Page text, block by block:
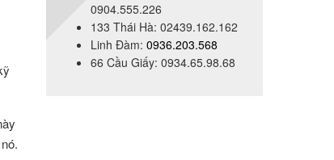
0904.555.226
133 Thái Hà: 02439.162.162
Linh Đàm: 0936.203.568
66 Cầu Giấy: 0934.65.98.68